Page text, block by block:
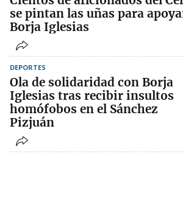
se pintan las uñas para
Borja Iglesias
DEPORTES
Ola de solidaridad con Borja
Iglesias tras recibir insultos
homófobos en el Sánchez
Pizjuán